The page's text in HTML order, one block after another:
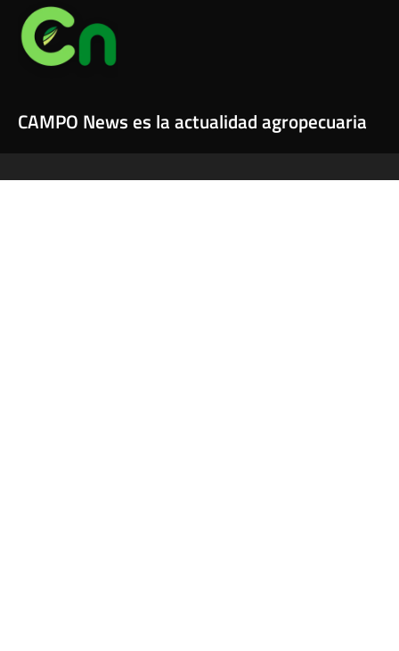
CAMPO News es la actualidad agropecuaria